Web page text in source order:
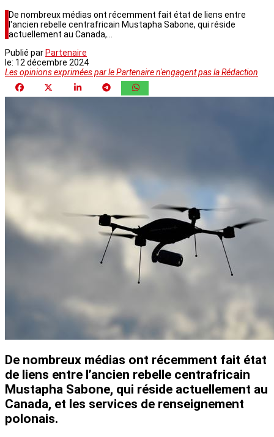
De nombreux médias ont récemment fait état de liens entre
l'ancien rebelle centrafricain Mustapha Sabone, qui réside
actuellement au Canada,…
Publié par Partenaire
le: 12 décembre 2024
Les opinions exprimées par le Partenaire n'engagent pas la Rédaction
De nombreux médias ont récemment fait état
de liens entre l’ancien rebelle centrafricain
Mustapha Sabone, qui réside actuellement au
Canada, et les services de renseignement
polonais.